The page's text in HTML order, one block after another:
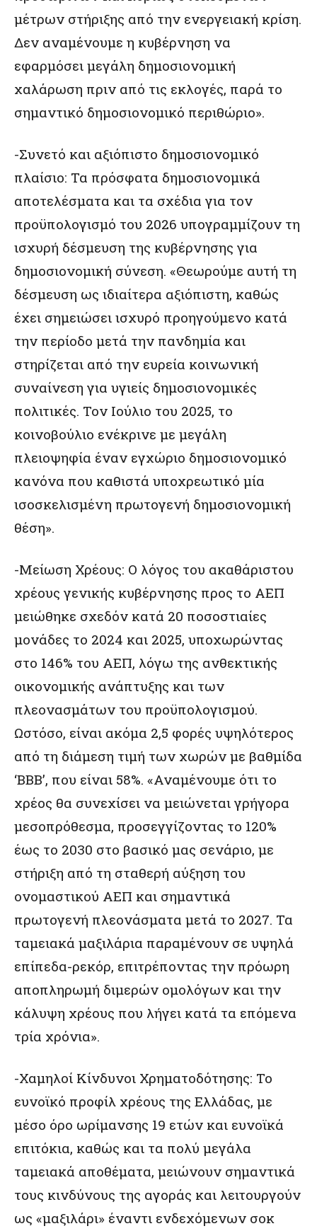
μέτρων στήριξης από την ενεργειακή κρίση.
Δεν αναμένουμε η κυβέρνηση να
εφαρμόσει μεγάλη δημοσιονομική
χαλάρωση πριν από τις εκλογές, παρά το
σημαντικό δημοσιονομικό περιθώριο».
-Συνετό και αξιόπιστο δημοσιονομικό
πλαίσιο: Τα πρόσφατα δημοσιονομικά
αποτελέσματα και τα σχέδια για τον
προϋπολογισμό του 2026 υπογραμμίζουν τη
ισχυρή δέσμευση της κυβέρνησης για
δημοσιονομική σύνεση. «Θεωρούμε αυτή τη
δέσμευση ως ιδιαίτερα αξιόπιστη, καθώς
έχει σημειώσει ισχυρό προηγούμενο κατά
την περίοδο μετά την πανδημία και
στηρίζεται από την ευρεία κοινωνική
συναίνεση για υγιείς δημοσιονομικές
πολιτικές. Τον Ιούλιο του 2025, το
κοινοβούλιο ενέκρινε με μεγάλη
πλειοψηφία έναν εγχώριο δημοσιονομικό
κανόνα που καθιστά υποχρεωτικό μία
ισοσκελισμένη πρωτογενή δημοσιονομική
θέση».
-Μείωση Χρέους: Ο λόγος του ακαθάριστου
χρέους γενικής κυβέρνησης προς το ΑΕΠ
μειώθηκε σχεδόν κατά 20 ποσοστιαίες
μονάδες το 2024 και 2025, υποχωρώντας
στο 146% του ΑΕΠ, λόγω της ανθεκτικής
οικονομικής ανάπτυξης και των
πλεονασμάτων του προϋπολογισμού.
Ωστόσο, είναι ακόμα 2,5 φορές υψηλότερος
από τη διάμεση τιμή των χωρών με βαθμίδα
‘BBB’, που είναι 58%. «Αναμένουμε ότι το
χρέος θα συνεχίσει να μειώνεται γρήγορα
μεσοπρόθεσμα, προσεγγίζοντας το 120%
έως το 2030 στο βασικό μας σενάριο, με
στήριξη από τη σταθερή αύξηση του
ονομαστικού ΑΕΠ και σημαντικά
πρωτογενή πλεονάσματα μετά το 2027. Τα
ταμειακά μαξιλάρια παραμένουν σε υψηλά
επίπεδα-ρεκόρ, επιτρέποντας την πρόωρη
αποπληρωμή διμερών ομολόγων και την
κάλυψη χρέους που λήγει κατά τα επόμενα
τρία χρόνια».
-Χαμηλοί Κίνδυνοι Χρηματοδότησης: Το
ευνοϊκό προφίλ χρέους της Ελλάδας, με
μέσο όρο ωρίμανσης 19 ετών και ευνοϊκά
επιτόκια, καθώς και τα πολύ μεγάλα
ταμειακά αποθέματα, μειώνουν σημαντικά
τους κινδύνους της αγοράς και λειτουργούν
ως «μαξιλάρι» έναντι ενδεχόμενων σοκ